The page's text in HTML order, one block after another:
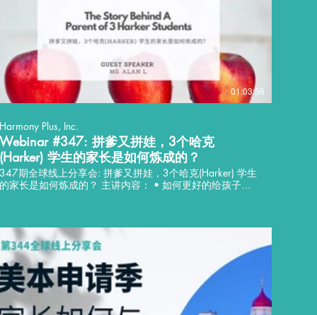
Cultural Anthropology • Has served as an interview
consultant for students and parents for a long time • Has
engaged in cultural research for many years, and mastered
specialty knowledge encompassing body language, cross-
cultural communication and tact, etc.
01:03:56
Harmony Plus, Inc.
Webinar #347: 拼爹又拼娃，3个哈克
(Harker) 学生的家长是如何炼成的？
347期全球线上分享会: 拼爹又拼娃，3个哈克(Harker) 学生
的家长是如何炼成的？ 主讲内容： • 如何更好的给孩子赋
合创始人 • 三个孩子均毕业于湾区顶尖私立学校Harker •
Consult.Me科技项目顾问系统创始合伙人 主持人: Ms. Fan
管理硕士 • 美国洛约拉玛丽蒙特大学(LMU), 工商管理硕
• 在教育与咨询行业有六年丰富经